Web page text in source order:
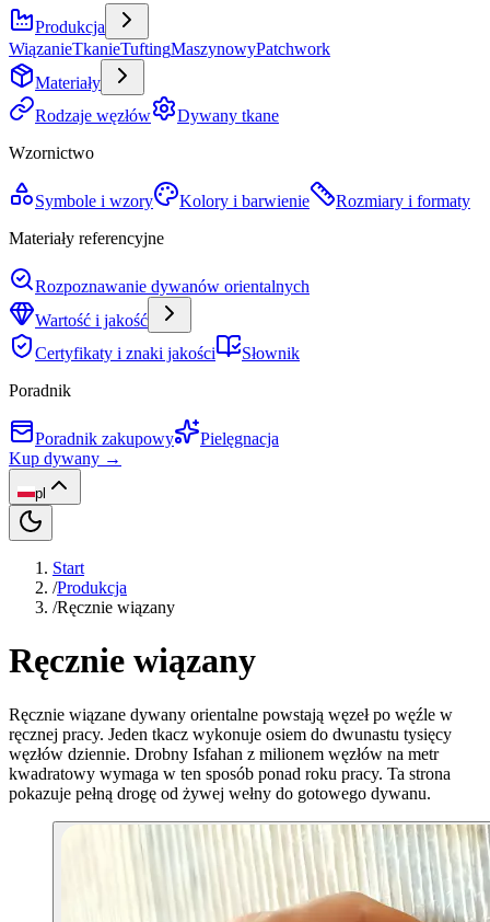
Produkcja
WiązanieTkanieTuftingMaszynowyPatchwork
Materiały
Rodzaje węzłów
Dywany tkane
Wzornictwo
Symbole i wzory Kolory i barwienie
Rozmiary i formaty
Materiały referencyjne
Rozpoznawanie dywanów orientalnych
Wartość i jakość
Certyfikaty i znaki jakości
Słownik
Poradnik
Poradnik zakupowy
Pielęgnacja
Kup dywany →
pl
Start
/Produkcja
/Ręcznie wiązany
Ręcznie wiązany
Ręcznie wiązane dywany orientalne powstają węzeł po węźle w
ręcznej pracy. Jeden tkacz wykonuje osiem do dwunastu tysięcy
węzłów dziennie. Drobny Isfahan z milionem węzłów na metr
kwadratowy wymaga w ten sposób ponad roku pracy. Ta strona
pokazuje pełną drogę od żywej wełny do gotowego dywanu.